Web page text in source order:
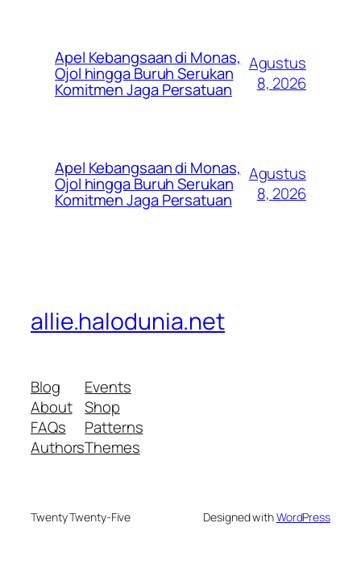
Apel Kebangsaan di Monas,
Ojol hingga Buruh Serukan
Komitmen Jaga Persatuan
Agustus
8, 2026
Apel Kebangsaan di Monas,
Ojol hingga Buruh Serukan
Komitmen Jaga Persatuan
Agustus
8, 2026
allie.halodunia.net
Blog
About
FAQs
Authors
Events
Shop
Patterns
Themes
Twenty Twenty-Five Designed withWordPress